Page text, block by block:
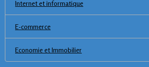
Internet et informatique
E-commerce
Economie et Immobilier